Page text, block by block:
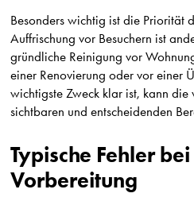
Besonders wichtig ist die Priorität
Auffrischung vor Besuchern ist
gründliche Reinigung vor
einer Renovierung oder vor einer
wichtigste Zweck klar ist, kann
sichtbaren und entscheidenden
Typische Fehler
Vorbereitung